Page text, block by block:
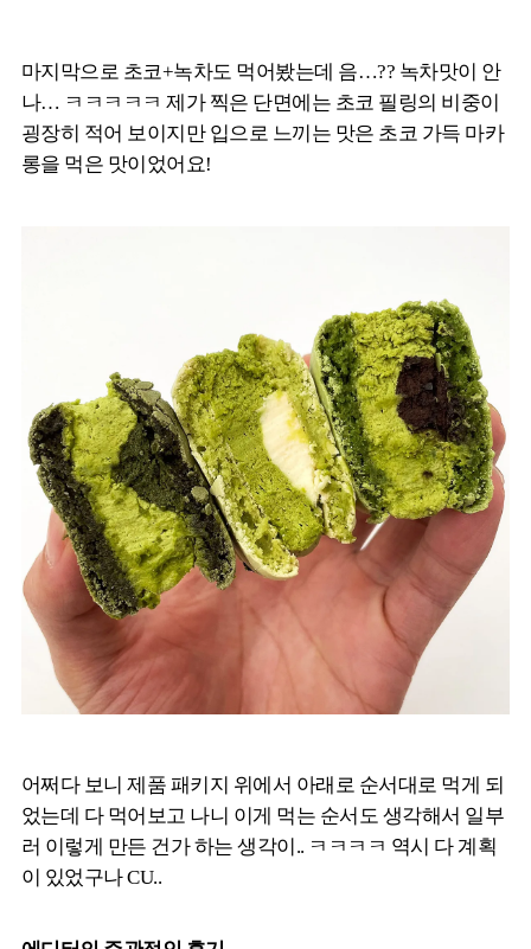
마지막으로 초코+녹차도 먹어봤는데 음…?? 녹차맛이 안
나… ㅋㅋㅋㅋㅋ 제가 찍은 단면에는 초코 필링의 비중이
굉장히 적어 보이지만 입으로 느끼는 맛은 초코 가득 마카
롱을 먹은 맛이었어요!
어쩌다 보니 제품 패키지 위에서 아래로 순서대로 먹게 되
었는데 다 먹어보고 나니 이게 먹는 순서도 생각해서 일부
러 이렇게 만든 건가 하는 생각이.. ㅋㅋㅋㅋ 역시 다 계획
이 있었구나 CU..